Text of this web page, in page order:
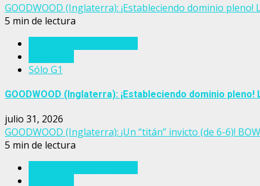
GOODWOOD (Inglaterra): ¡Estableciendo dominio
5 min de lectura
Sólo G1
GOODWOOD (Inglaterra): ¡Estableciendo dominio
julio 31, 2026
GOODWOOD (Inglaterra): ¡Un “titán” invicto (de 6-6)!
5 min de lectura